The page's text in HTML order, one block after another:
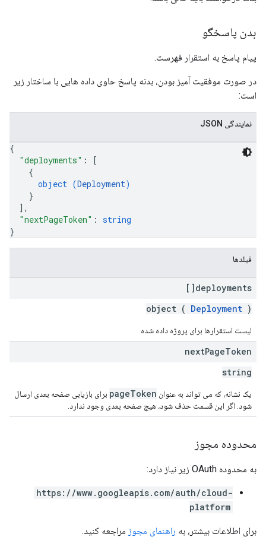
بدن پاسخگو
پیام پاسخ به استقرار فهرست.
در صورت موفقیت آمیز بودن، بدنه پاسخ حاوی داده هایی با ساختار زیر
است:
نمایندگی JSON
{
"deployments" :
[
{
object (Deployment)
}
] ,
"nextPageToken" : string
}
فیلدها
deployments[]
object ( Deployment )
لیست استقرارها برای پروژه داده شده
nextPageToken
string
یک نشانه، که می تواند به عنوان pageToken برای بازیابی صفحه بعدی ارسال
شود. اگر این قسمت حذف شود، هیچ صفحه بعدی وجود ندارد.
محدوده مجوز
به محدوده OAuth زیر نیاز دارد:
https://www.googleapis.com/auth/cloud-
platform
برای اطلاعات بیشتر، به راهنمای مجوز مراجعه کنید.